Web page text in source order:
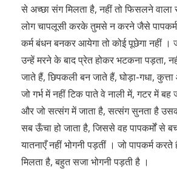
से अच्छा संग मिलता है, नहीं तो फिसलने वाला
लोग चापलूसी करके तुमसे न करने जैसे
कर्म बंधन बनकर आयेगा तो कोई पूछेगा नहीं ।
उन्हें मरने के बाद प्रेत होकर भटकना पड़ता,
जाते हैं, छिपकली बन जाते हैं, घोड़ा-गधा,
जो गर्भ में नहीं टिक पाते वे नाली में, गटर में बह
और जो सत्संग में जाता है, सत्संग सुनता है
सब ऊँचा हो जाता है, जिससे वह पापकर्मों से
यातनाएँ नहीं भोगनी पड़तीं । जो पापकर्म
मिलता है, बहुत सजा भोगनी पड़ती है ।